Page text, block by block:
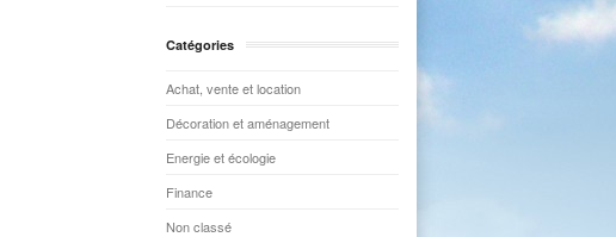
Catégories
Achat, vente et location
Décoration et aménagement
Energie et écologie
Finance
Non classé